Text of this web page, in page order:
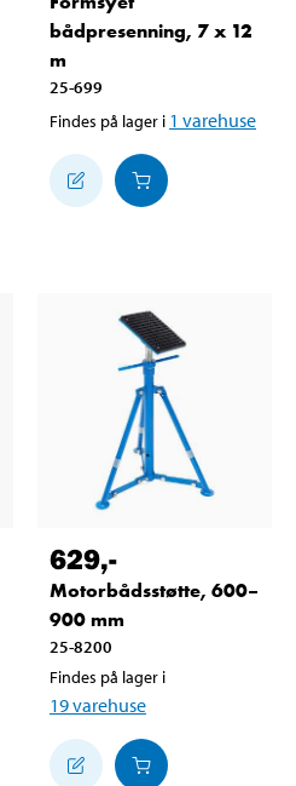
bådpresenning, 7 x 12
m
25-699
Findes på lager i 1 varehuse
629,-
Motorbådsstøtte, 600–
900 mm
25-8200
Findes på lager i
19varehuse